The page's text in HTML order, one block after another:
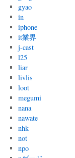
gyao
in
iphone
it業界
j-cast
l25
liar
livlis
loot
megumi
nana
nawate
nhk
not
npo